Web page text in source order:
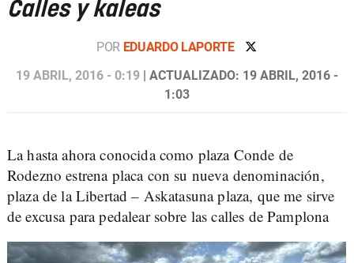
Calles y kaleas
POR EDUARDO LAPORTE
19 ABRIL, 2016 - 0:19| ACTUALIZADO: 19 ABRIL, 2016 -
1:03
La hasta ahora conocida como plaza Conde de
Rodezno estrena placa con su nueva denominación,
plaza de la Libertad – Askatasuna plaza, que me sirve
de excusa para pedalear sobre las calles de Pamplona